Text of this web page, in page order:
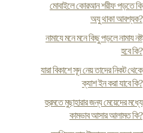
মোবাইলে কোরআন শরীফ পড়তে কি
অযু থাকা আবশ্যক?
নামাযে মনে মনে কিছু পড়লে নামায নষ্ট
হবে কি?
যারা বিকাশে সূদ নেয় তাদের নিকট থেকে
ক্যাশ ইন করা যাবে কি?
হুরমতে মুছাহারার জন্য মেয়েদের মধ্যে
কামভাব আসার আলামত কি?